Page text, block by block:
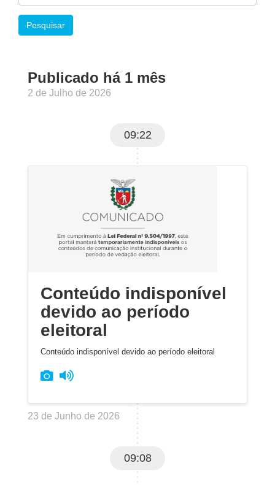
Pesquisar
Publicado há 1 mês
2 de Julho de 2026
09:22
Conteúdo indisponível
devido ao período
eleitoral
Conteúdo indisponível devido ao período eleitoral
23 de Junho de 2026
09:08